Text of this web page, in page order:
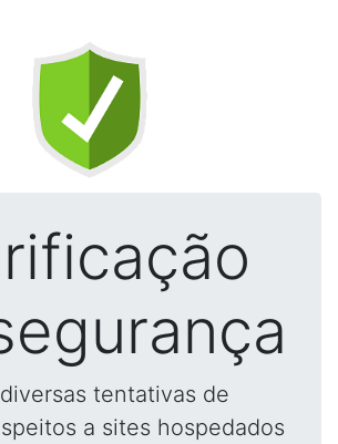
tentativas de
a sites hospedados